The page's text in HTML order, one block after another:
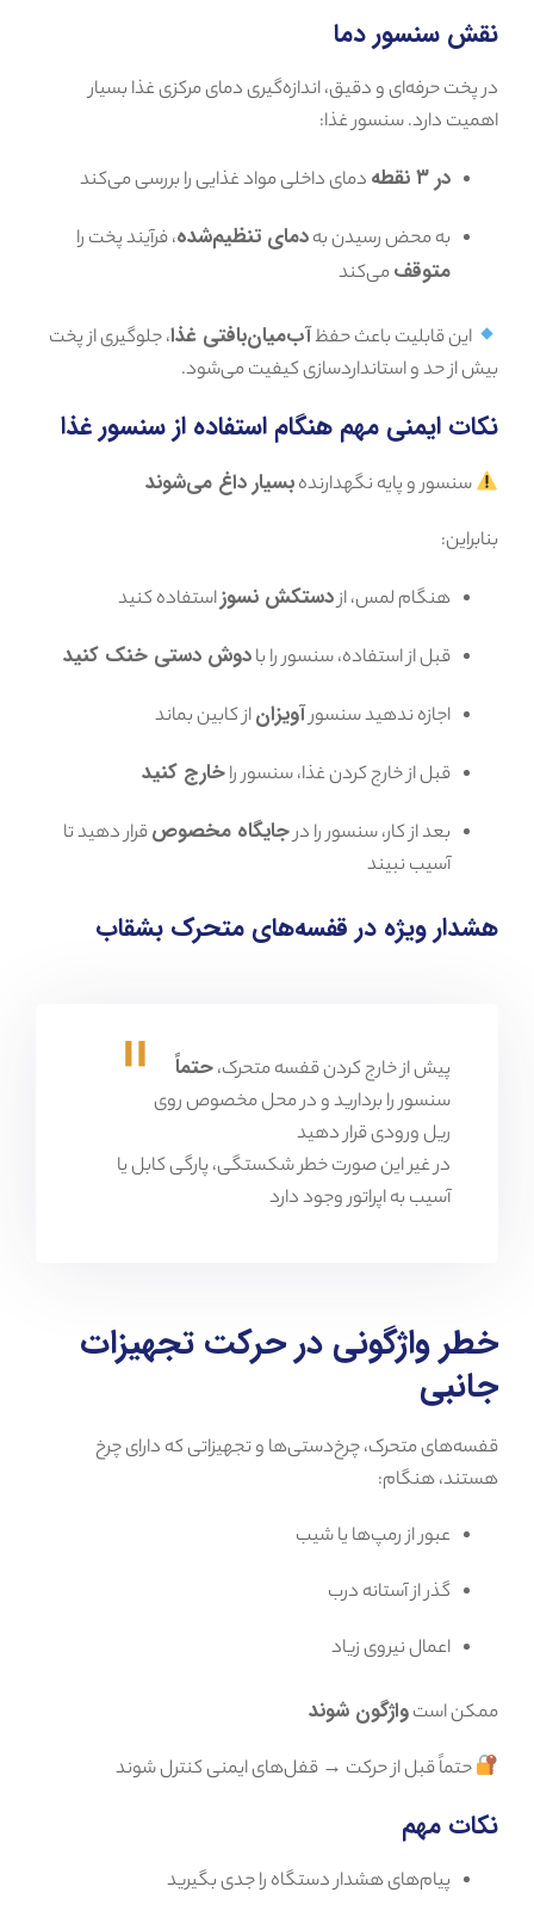
نقش سنسور دما
در پخت حرفه‌ای و دقیق، اندازه‌گیری دمای مرکزی غذا بسیار
اهمیت دارد. سنسور غذا:
در ۳ نقطه
دمای داخلی مواد غذایی را بررسی می‌کند
به محض رسیدن بهدمای تنظیم‌شده، فرآیند پخت را
متوقفمی‌کند
این قابلیت باعث حفظآب‌میان‌بافتی غذا، جلوگیری از پخت
بیش از حد و استانداردسازی کیفیت می‌شود.
نکات ایمنی مهم هنگام استفاده از سنسور غذا
سنسور و پایه نگهدارندهبسیار داغ می‌شوند
بنابراین:
هنگام لمس، ازدستکش نسوزاستفاده کنید
قبل از استفاده، سنسور را بادوش دستی خنک کنید
اجازه ندهید سنسورآویزاناز کابین بماند
قبل از خارج کردن غذا، سنسور راخارج کنید
بعد از کار، سنسور را درجایگاه مخصوصقرار دهید تا
آسیب نبیند
هشدار ویژه در قفسه‌های متحرک بشقاب
پیش از خارج کردن قفسه متحرک،حتماً
سنسور را بردارید و در محل مخصوص روی
ریل ورودی قرار دهید
در غیر این صورت خطر شکستگی، پارگی کابل یا
آسیب به اپراتور وجود دارد
خطر واژگونی در حرکت تجهیزات
جانبی
قفسه‌های متحرک، چرخ‌دستی‌ها و تجهیزاتی که دارای چرخ
هستند، هنگام:
عبور از رمپ‌ها یا شیب
گذر از آستانه‌ درب
اعمال نیروی زیاد
ممکن استواژگون شوند
حتماً قبل از حرکت → قفل‌های ایمنی کنترل شوند
نکات مهم
پیام‌های هشدار دستگاه را جدی بگیرید